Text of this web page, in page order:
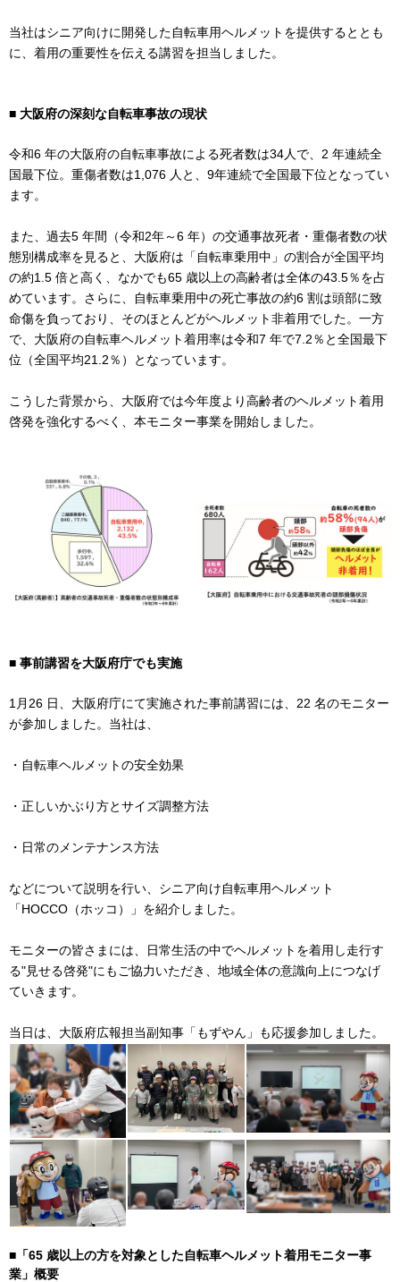
当社はシニア向けに開発した自転車用ヘルメットを提供するととも
に、着用の重要性を伝える講習を担当しました。
■ 大阪府の深刻な自転車事故の現状
令和6 年の大阪府の自転車事故による死者数は34人で、2 年連続全
国最下位。重傷者数は1,076 人と、9年連続で全国最下位となってい
ます。
また、過去5 年間（令和2年～6 年）の交通事故死者・重傷者数の状
態別構成率を見ると、大阪府は「自転車乗用中」の割合が全国平均
の約1.5 倍と高く、なかでも65 歳以上の高齢者は全体の43.5％を占
めています。さらに、自転車乗用中の死亡事故の約6 割は頭部に致
命傷を負っており、そのほとんどがヘルメット非着用でした。一方
で、大阪府の自転車ヘルメット着用率は令和7 年で7.2％と全国最下
位（全国平均21.2％）となっています。
こうした背景から、大阪府では今年度より高齢者のヘルメット着用
啓発を強化するべく、本モニター事業を開始しました。
■ 事前講習を大阪府庁でも実施
1月26 日、大阪府庁にて実施された事前講習には、22 名のモニター
が参加しました。当社は、
・自転車ヘルメットの安全効果
・正しいかぶり方とサイズ調整方法
・日常のメンテナンス方法
などについて説明を行い、シニア向け自転車用ヘルメット
「HOCCO（ホッコ）」を紹介しました。
モニターの皆さまには、日常生活の中でヘルメットを着用し走行す
る"見せる啓発"にもご協力いただき、地域全体の意識向上につなげ
ていきます。
当日は、大阪府広報担当副知事「もずやん」も応援参加しました。
■「65 歳以上の方を対象とした自転車ヘルメット着用モニター事
業」概要